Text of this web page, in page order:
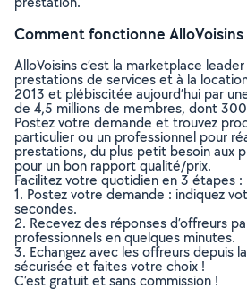
Comment fonctionne AlloVoisins
AlloVoisins c’est la marketplace
prestations de services et à la
2013 et plébiscitée aujourd’hui par
de 4,5 millions de membres, dont
Postez votre demande et trouvez
particulier ou un professionnel pour
prestations, du plus petit besoin aux
pour un bon rapport qualité/prix.
Facilitez votre quotidien en 3 étapes :
1. Postez votre demande : indiquez
secondes.
2. Recevez des réponses d’offreurs
professionnels en quelques minutes.
3. Echangez avec les offreurs depuis
sécurisée et faites votre choix !
C’est gratuit et sans commission !